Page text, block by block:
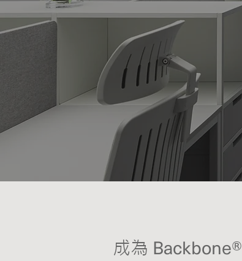
​成為 Backbone®